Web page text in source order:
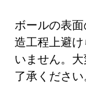
ボールの表
造工程上避
いません。
了承ください